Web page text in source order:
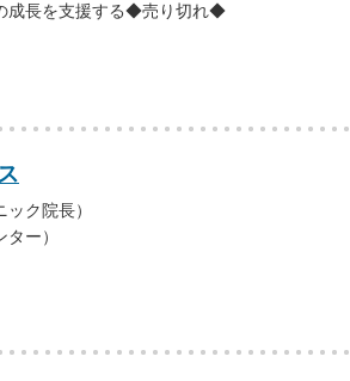
成長を支援する◆売り切れ◆
ク院長）
ー）